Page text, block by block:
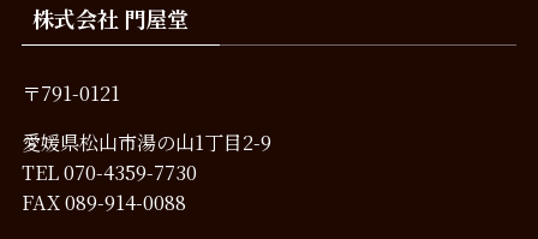
株式会社 門屋堂
〒791-0121
愛媛県松山市湯の山1丁目2-9
TEL070-4359-7730
FAX 089-914-0088